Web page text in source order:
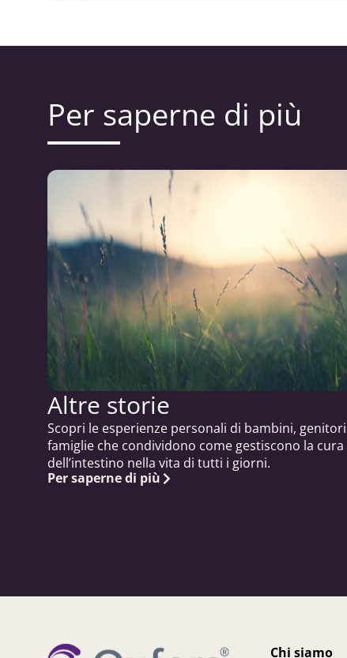
Per saperne di più
Altre storie
Scopri le esperienze personali di bambini,
famiglie che condividono come gestiscono la cura
dell’intestino nella vita di tutti i giorni.
Per saperne di più
Chi siamo